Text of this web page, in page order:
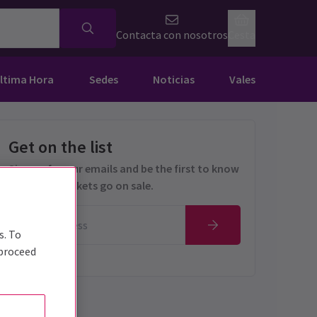
Contacta con nosotros
Hora Sedes Noticias Vales
Get on the list
Sign up for our emails and be the first to know
as soon as tickets go on sale.
To